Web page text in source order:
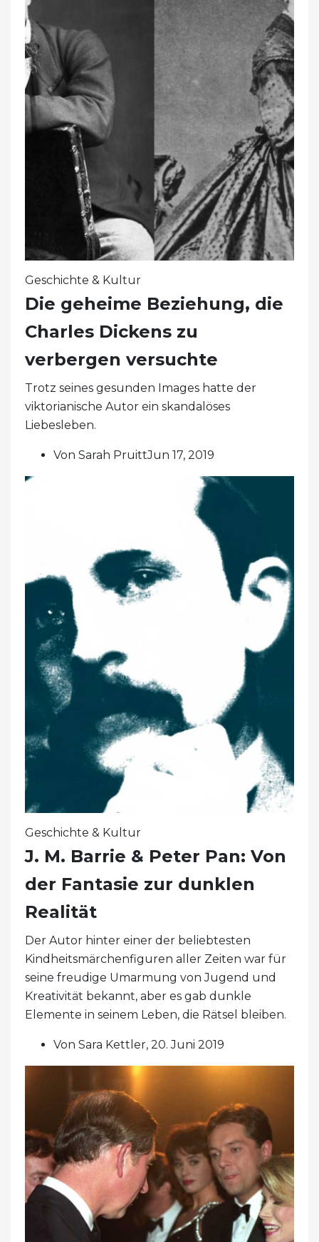
Geschichte & Kultur
Die geheime Beziehung, die
Charles Dickens zu
verbergen versuchte
Trotz seines gesunden Images hatte der
viktorianische Autor ein skandalöses
Liebesleben.
Von Sarah PruittJun 17, 2019
Geschichte & Kultur
J. M. Barrie & Peter Pan: Von
der Fantasie zur dunklen
Realität
Der Autor hinter einer der beliebtesten
Kindheitsmärchenfiguren aller Zeiten war für
seine freudige Umarmung von Jugend und
Kreativität bekannt, aber es gab dunkle
Elemente in seinem Leben, die Rätsel bleiben.
Von Sara Kettler, 20. Juni 2019